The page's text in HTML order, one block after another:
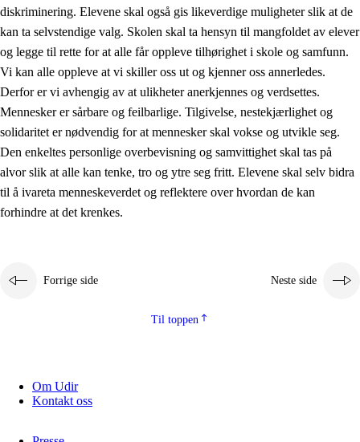
diskriminering. Elevene skal også gis likeverdige muligheter slik at de
kan ta selvstendige valg. Skolen skal ta hensyn til mangfoldet av elever
og legge til rette for at alle får oppleve tilhørighet i skole og samfunn.
Vi kan alle oppleve at vi skiller oss ut og kjenner oss annerledes.
Derfor er vi avhengig av at ulikheter anerkjennes og verdsettes.
Mennesker er sårbare og feilbarlige. Tilgivelse, nestekjærlighet og
solidaritet er nødvendig for at mennesker skal vokse og utvikle seg.
Den enkeltes personlige overbevisning og samvittighet skal tas på
alvor slik at alle kan tenke, tro og ytre seg fritt. Elevene skal selv bidra
til å ivareta menneskeverdet og reflektere over hvordan de kan
forhindre at det krenkes.
Forrige side Neste side
Til toppen
Om Udir
Kontakt oss